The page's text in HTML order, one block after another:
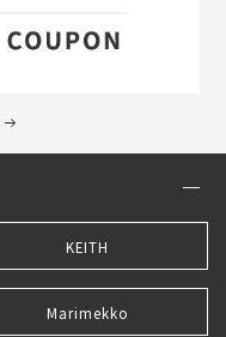
KEITH
Marimekko